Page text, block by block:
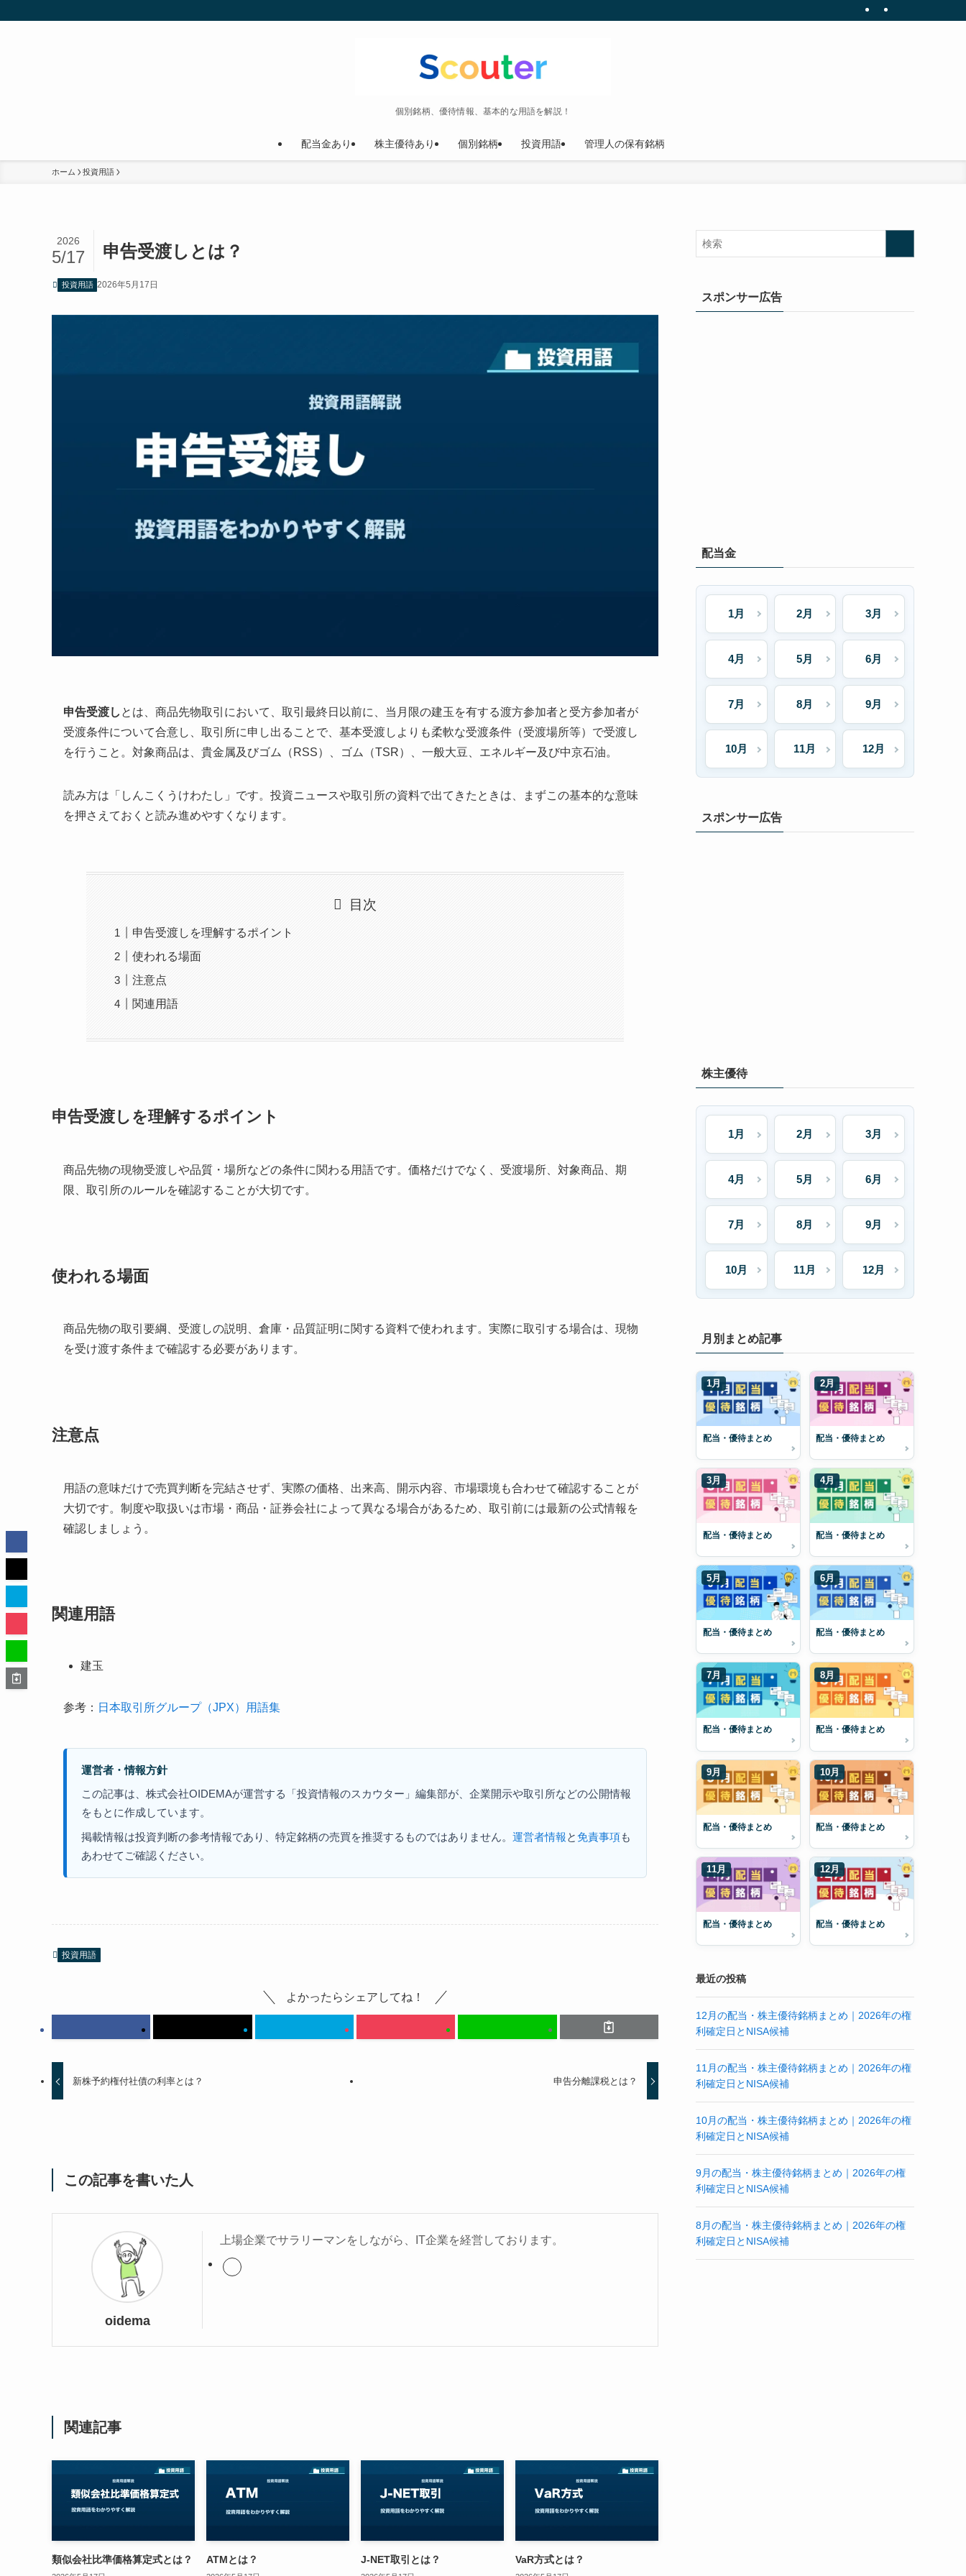
個別銘柄、優待情報、基本的な用語を解説！
配当金あり 株主優待あり 個別銘柄 投資用語 管理人の保有銘柄
ホーム 投資用語
申告受渡しとは？
2026
5/17
投資用語 2026年5月17日
申告受渡し とは、商品先物取引において、取引最終日以前に、当月限の建玉を有する渡方参加者と受方参加者が
受渡条件について合意し、取引所に申し出ることで、基本受渡しよりも柔軟な受渡条件（受渡場所等）で受渡し
を行うこと。対象商品は、貴金属及びゴム（RSS）、ゴム（TSR）、一般大豆、エネルギー及び中京石油。
読み方は「しんこくうけわたし」です。投資ニュースや取引所の資料で出てきたときは、まずこの基本的な意味
を押さえておくと読み進めやすくなります。
目次
申告受渡しを理解するポイント
使われる場面
注意点
関連用語
申告受渡しを理解するポイント
商品先物の現物受渡しや品質・場所などの条件に関わる用語です。価格だけでなく、受渡場所、対象商品、期
限、取引所のルールを確認することが大切です。
使われる場面
商品先物の取引要綱、受渡しの説明、倉庫・品質証明に関する資料で使われます。実際に取引する場合は、現物
を受け渡す条件まで確認する必要があります。
注意点
用語の意味だけで売買判断を完結させず、実際の価格、出来高、開示内容、市場環境も合わせて確認することが
大切です。制度や取扱いは市場・商品・証券会社によって異なる場合があるため、取引前には最新の公式情報を
確認しましょう。
関連用語
建玉
参考： 日本取引所グループ（JPX）用語集
運営者・情報方針
この記事は、株式会社OIDEMAが運営する「投資情報のスカウター」編集部が、企業開示や取引所などの公開情報
をもとに作成しています。
掲載情報は投資判断の参考情報であり、特定銘柄の売買を推奨するものではありません。 運営者情報と免責事項も
あわせてご確認ください。
投資用語
よかったらシェアしてね！
新株予約権付社債の利率とは？ 申告分離課税とは？
この記事を書いた人
oidema
上場企業でサラリーマンをしながら、IT企業を経営しております。
関連記事
類似会社比準価格算定式とは？ ATMとは？ J-NET取引とは？ VaR方式とは？
スポンサー広告
配当金
1月 2月 3月
4月 5月 6月
7月 8月 9月
10月 11月 12月
スポンサー広告
株主優待
1月 2月 3月
4月 5月 6月
7月 8月 9月
10月 11月 12月
月別まとめ記事
1月
配当・優待まとめ
2月
配当・優待まとめ
3月
配当・優待まとめ
4月
配当・優待まとめ
5月
配当・優待まとめ
6月
配当・優待まとめ
7月
配当・優待まとめ
8月
配当・優待まとめ
9月
配当・優待まとめ
10月
配当・優待まとめ
11月
配当・優待まとめ
12月
配当・優待まとめ
最近の投稿
12月の配当・株主優待銘柄まとめ｜2026年の権
利確定日とNISA候補
11月の配当・株主優待銘柄まとめ｜2026年の権
利確定日とNISA候補
10月の配当・株主優待銘柄まとめ｜2026年の権
利確定日とNISA候補
9月の配当・株主優待銘柄まとめ｜2026年の権
利確定日とNISA候補
8月の配当・株主優待銘柄まとめ｜2026年の権
利確定日とNISA候補